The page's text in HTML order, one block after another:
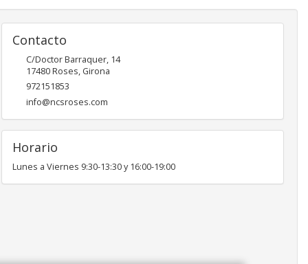
Contacto
C/Doctor Barraquer, 14
17480Roses, Girona
972151853
info@ncsroses.com
Horario
Lunes a Viernes 9:30-13:30 y 16:00-19:00